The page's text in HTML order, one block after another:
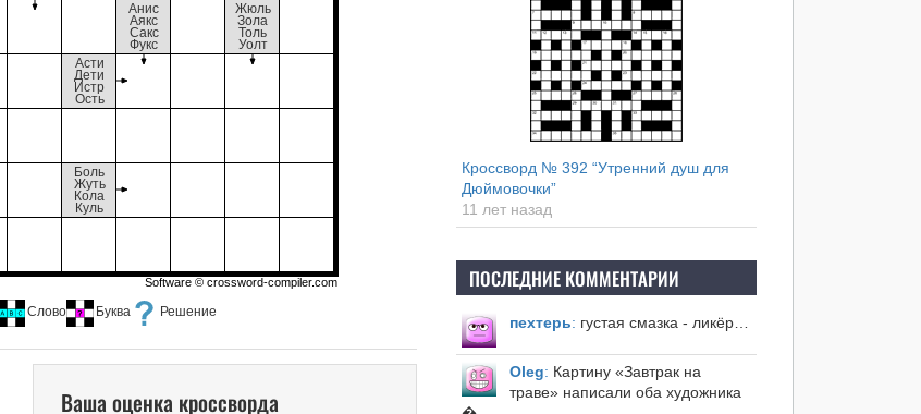
Слово Буква Решение
Анис
Аякс
Сакс
Фукс
Жюль
Зола
Толь
Уолт
Асти
Дети
Истр
Ость
Боль
Жуть
Кола
Куль
Software ©crossword-compiler.com
Ваша оценка кроссворда
Кроссворд № 392 “Утренний душ для
Дюймовочки”
11 лет назад
ПОСЛЕДНИЕ КОММЕНТАРИИ
пехтерь: густая смазка - ликёр…
Оleg: Картину «Завтрак на
траве» написали оба художника